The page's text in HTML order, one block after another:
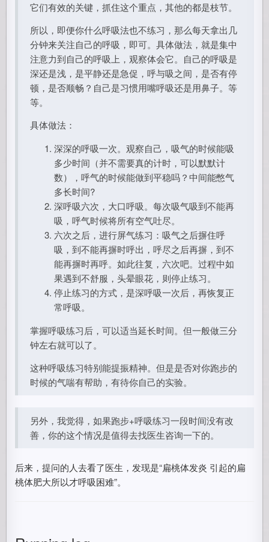
它们有效的关键，抓住这个重点，其他的都是枝节。
所以，即便你什么呼吸法也不练习，那么每天拿出几
分钟来关注自己的呼吸，即可。具体做法，就是集中
注意力到自己的呼吸上，观察体会它。自己的呼吸是
深还是浅，是平静还是急促，呼与吸之间，是否有停
顿，是否顺畅？自己是习惯用嘴呼吸还是用鼻子。等
等。
具体做法：
深深的呼吸一次。观察自己，吸气的时候能吸
多少时间（并不需要真的计时，可以默默计
数），呼气的时候能做到平稳吗？中间能憋气
多长时间?
深呼吸六次，大口呼吸。每次吸气吸到不能再
吸，呼气时候将所有空气吐尽。
六次之后，进行屏气练习：吸气之后摒住呼
吸，到不能再摒时呼出，呼尽之后再摒，到不
能再摒时再呼。如此往复，六次吧。过程中如
果遇到不舒服，头晕眼花，则停止练习。
停止练习的方式，是深呼吸一次后，再恢复正
常呼吸。
掌握呼吸练习后，可以适当延长时间。但一般做三分
钟左右就可以了。
这种呼吸练习特别能提振精神。但是是否对你跑步的
时候的气喘有帮助，有待你自己的实验。
另外，我觉得，如果跑步+呼吸练习一段时间没有改
善，你的这个情况是值得去找医生咨询一下的。
后来，提问的人去看了医生，发现是“扁桃体发炎 引起的扁
桃体肥大所以才呼吸困难”。